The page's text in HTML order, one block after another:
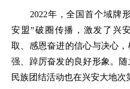
2022年，全国首个域牌
安盟”破圈传播，激发了兴
取、感恩奋进的信心与决心
强、踔厉奋发的良好形象。
民族团结活动也在兴安大地次